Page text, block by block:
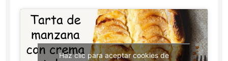
Haz clic para aceptar cookies de